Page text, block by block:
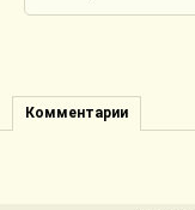
Комментарии